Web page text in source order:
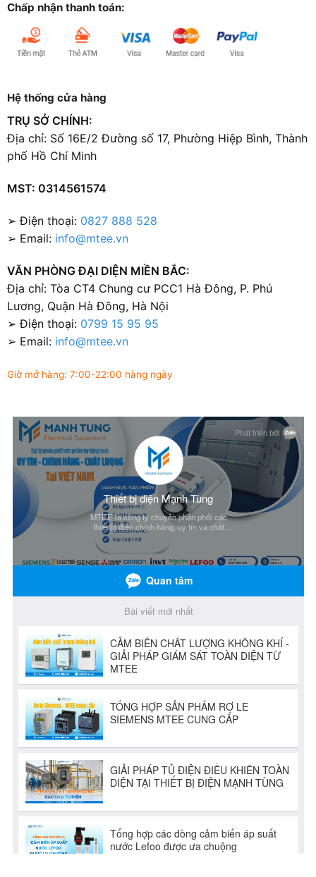
Chấp nhận thanh toán:
Hệ thống cửa hàng
TRỤ SỞ CHÍNH:
Địa chỉ: Số 16E/2 Đường số 17, Phường Hiệp Bình, Thành
phố Hồ Chí Minh
MST: 0314561574
➢ Điện thoại: 0827 888 528
➢ Email: info@mtee.vn
VĂN PHÒNG ĐẠI DIỆN MIỀN BẮC:
Địa chỉ: Tòa CT4 Chung cư PCC1 Hà Đông, P. Phú
Lương, Quận Hà Đông, Hà Nội
➢ Điện thoại: 0799 15 95 95
➢ Email: info@mtee.vn
Giờ mở hàng: 7:00-22:00 hàng ngày